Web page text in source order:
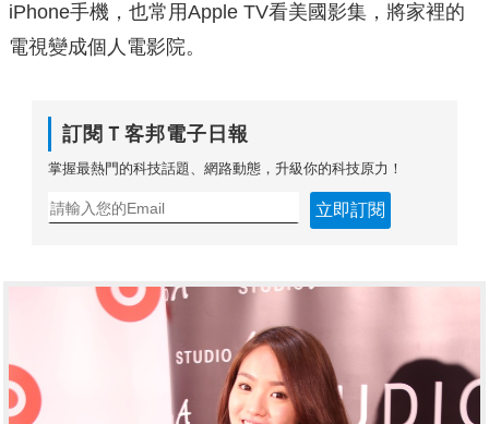
iPhone手機，也常用Apple TV看美國影集，將家裡的
電視變成個人電影院。
訂閱Ｔ客邦電子日報
掌握最熱門的科技話題、網路動態，升級你的科技原力！
立即訂閱